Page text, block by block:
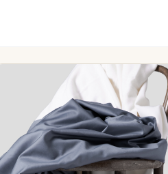
i ét produkt.
sengebetræk, så du
forskellen med Abate og
der forener
kvalitet.